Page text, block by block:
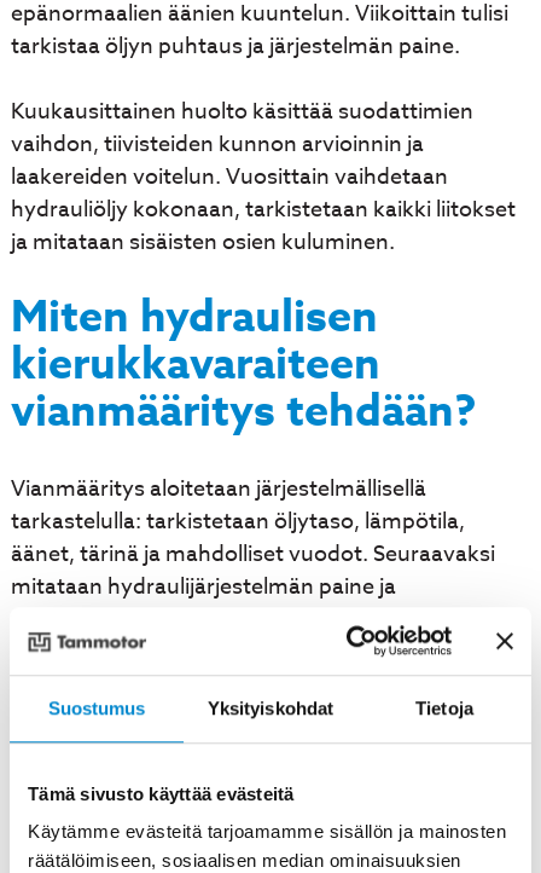
Suostumus Yksityiskohdat Tietoja
Tämä sivusto käyttää evästeitä
Käytämme evästeitä tarjoamamme sisällön ja mainosten
räätälöimiseen, sosiaalisen median ominaisuuksien
epänormaalien äänien kuuntelun. Viikoittain tulisi
tarkistaa öljyn puhtaus ja järjestelmän paine.
Kuukausittainen huolto käsittää suodattimien
vaihdon, tiivisteiden kunnon arvioinnin ja
laakereiden voitelun. Vuosittain vaihdetaan
hydrauliöljy kokonaan, tarkistetaan kaikki liitokset
ja mitataan sisäisten osien kuluminen.
Miten hydraulisen
kierukkavaraiteen
vianmääritys tehdään?
Vianmääritys aloitetaan järjestelmällisellä
tarkastelulla: tarkistetaan öljytaso, lämpötila,
äänet, tärinä ja mahdolliset vuodot. Seuraavaksi
mitataan hydraulijärjestelmän paine ja
virtausnopeus toimintahäiriön paikantamiseksi.
Öljynäytteen analysointi paljastaa
metallihiukkasten määrän, veden sisällön ja öljyn
happamuuden. Nämä arvot kertovat sisäisten
osien kulumisesta ja öljyn kunnosta.
Lämpökuvauksella voidaan havaita
ylikuumentuneet alueet ja toimintahäiriöt.